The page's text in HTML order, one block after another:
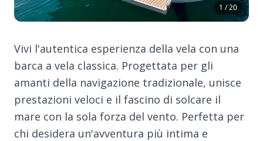
1 / 20
Vivi l'autentica esperienza della vela con una
barca a vela classica. Progettata per gli
amanti della navigazione tradizionale, unisce
prestazioni veloci e il fascino di solcare il
mare con la sola forza del vento. Perfetta per
chi desidera un'avventura più intima e